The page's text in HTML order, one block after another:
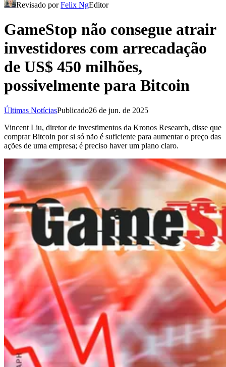
Revisado porFelix NgEditor
GameStop não consegue atrair
investidores com arrecadação
de US$ 450 milhões,
possivelmente para Bitcoin
Últimas NotíciasPublicado26 de jun. de 2025
Vincent Liu, diretor de investimentos da Kronos Research, disse que
comprar Bitcoin por si só não é suficiente para aumentar o preço das
ações de uma empresa; é preciso haver um plano claro.